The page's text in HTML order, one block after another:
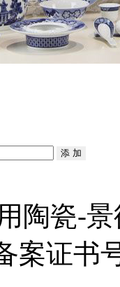
陶瓷-
案证书